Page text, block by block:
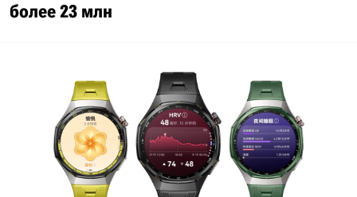
более 23 млн